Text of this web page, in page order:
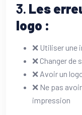
3. Les
logo :
❌ Utiliser une
❌ Changer de
❌ Avoir un
❌ Ne pas
impression